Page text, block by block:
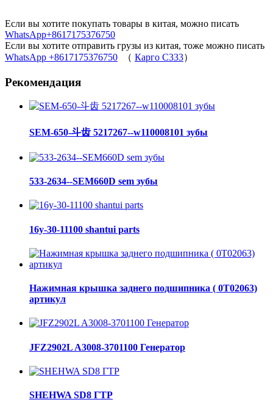
Если вы хотите покупать товары в китая, можно писать
WhatsApp+8617175376750
Если вы хотите отправить грузы из китая, тоже можно писать
WhatsApp +8617175376750 （ Карго C333）
Рекомендация
SEM-650-斗齿 5217267--w110008101 зубы
533-2634--SEM660D sem зубы
16y-30-11100 shantui parts
Нажимная крышка заднего подшипника ( 0Т02063)
артикул
JFZ2902L A3008-3701100 Генератор
SHEHWA SD8 ГТР